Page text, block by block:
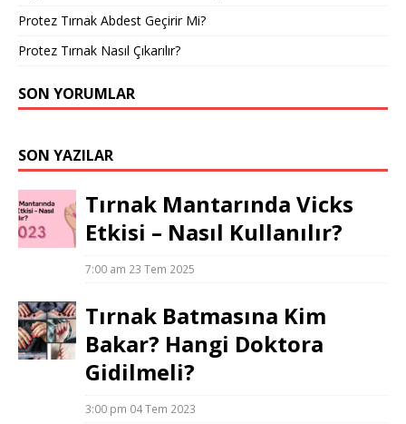
Protez Tırnak Abdest Geçirir Mi?
Protez Tırnak Nasıl Çıkarılır?
SON YORUMLAR
SON YAZILAR
Tırnak Mantarında Vicks
Etkisi – Nasıl Kullanılır?
7:00 am 23 Tem 2025
Tırnak Batmasına Kim
Bakar? Hangi Doktora
Gidilmeli?
3:00 pm 04 Tem 2023